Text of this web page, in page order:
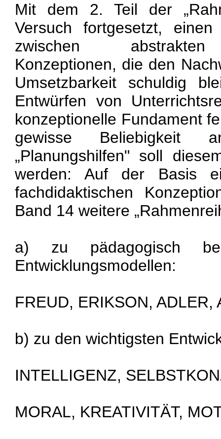
Mit dem 2. Teil der
Versuch fortgesetzt,
zwischen abstrakten
Konzeptionen, die den
Umsetzbarkeit schuldig
Entwürfen von
konzeptionelle Fundament
gewisse Beliebigkeit
„Planungshilfen" soll
werden: Auf der Basis
fachdidaktischen
Band 14 weitere
a) zu pädagogisch
Entwicklungsmodellen:
FREUD, ERIKSON, ADLER,
b) zu den wichtigsten
INTELLIGENZ,
MORAL, KREATIVITÄT,